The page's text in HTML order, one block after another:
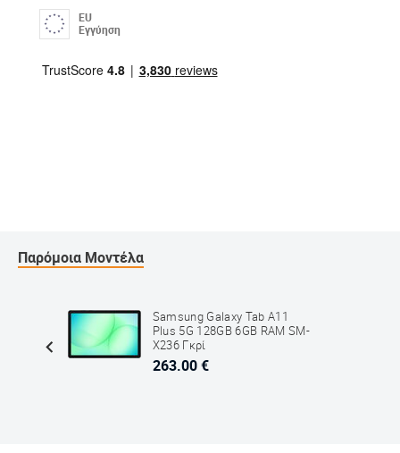
EU
Εγγύηση
Παρόμοια Μοντέλα
Samsung Galaxy Tab A11
Plus 5G 128GB 6GB RAM SM-
X236 Γκρί
263.00 €